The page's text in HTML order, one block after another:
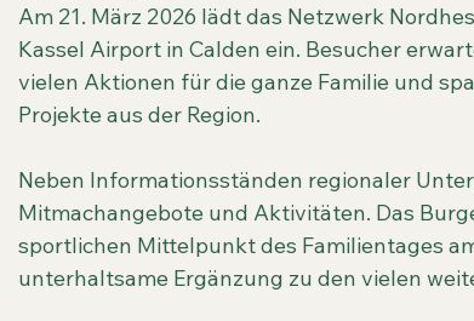
Am 21. März 2026 lädt das Netzwerk
Kassel Airport in Calden ein. Besucher
vielen Aktionen für die ganze Familie und
Projekte aus der Region.
Neben Informationsständen regionaler
Mitmachangebote und Aktivitäten. Das
sportlichen Mittelpunkt des Familientages
unterhaltsame Ergänzung zu den vielen